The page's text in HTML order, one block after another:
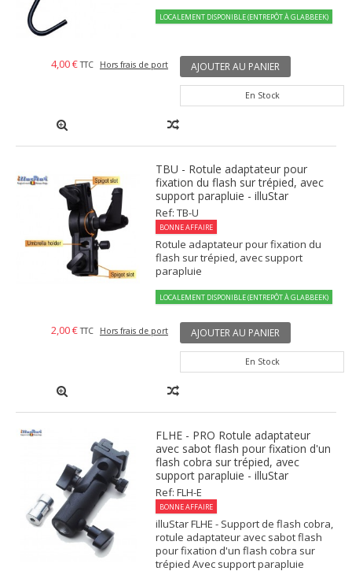
LOCALEMENT DISPONIBLE (ENTREPÔT À GLABBEEK)
4,00 € TTC Hors frais de port AJOUTER AU PANIER
En Stock
TBU - Rotule adaptateur pour
fixation du flash sur trépied, avec
support parapluie - illuStar
Ref: TB-U
BONNE AFFAIRE
Rotule adaptateur pour fixation du
flash sur trépied, avec support
parapluie
LOCALEMENT DISPONIBLE (ENTREPÔT À GLABBEEK)
2,00 € TTC Hors frais de port AJOUTER AU PANIER
En Stock
FLHE - PRO Rotule adaptateur
avec sabot flash pour fixation d'un
flash cobra sur trépied, avec
support parapluie - illuStar
Ref: FLH-E
BONNE AFFAIRE
illuStar FLHE - Support de flash cobra,
rotule adaptateur avec sabot flash
pour fixation d'un flash cobra sur
trépied Avec support parapluie